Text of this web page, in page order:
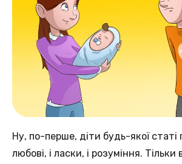
Ну, по-перше, діти будь-якої статі
любові, і ласки, і розуміння. Тільки